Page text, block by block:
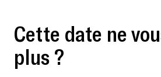
Cette date ne
plus ?